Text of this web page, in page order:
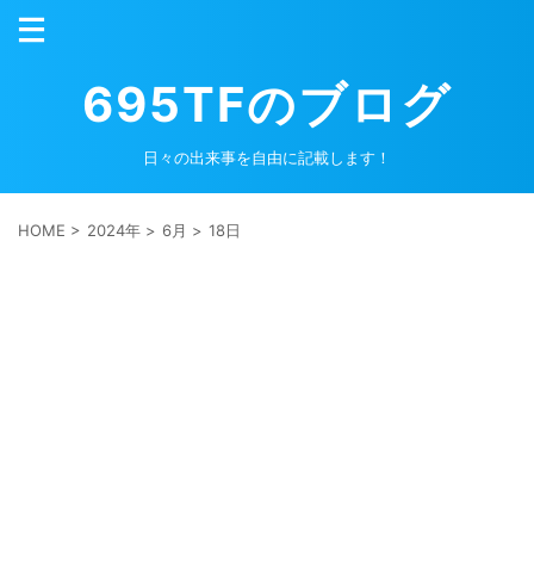
695TFのブログ
日々の出来事を自由に記載します！
HOME > 2024年 > 6月 > 18日